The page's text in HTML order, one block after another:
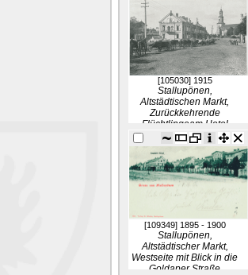
[105030] 1915
Stallupönen,
Altstädtischen Markt,
Zurückkehrende
Flüchtlingeam Hotel
Cabalzar
[109349] 1895 - 1900
Stallupönen,
Altstädtischer Markt,
Westseite mit Blick in die
Goldaper Straße